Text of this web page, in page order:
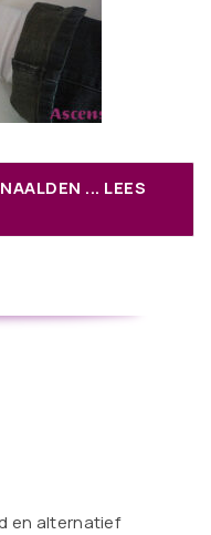
... LEES
en alternatief